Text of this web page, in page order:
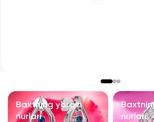
Aksessuarlar
Baxtning yorqin
nurlari
nurlari